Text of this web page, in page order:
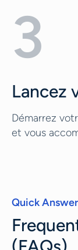
3
Lancez
Démarrez
et vous
Quick